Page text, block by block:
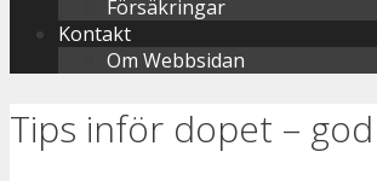
Försäkringar
Kontakt
Om Webbsidan
Tips inför dopet –